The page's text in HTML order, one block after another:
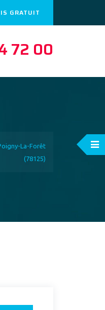
GRATUIT
72 00
La-Forêt
(78125)